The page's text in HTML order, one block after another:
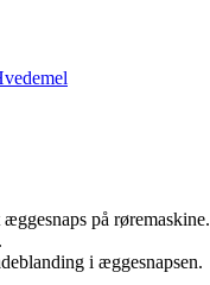
på røremaskine.
i æggesnapsen.